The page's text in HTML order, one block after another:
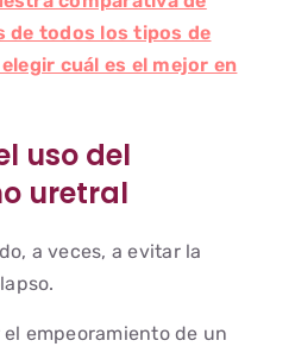
de todos los tipos de
cuál es el mejor en
uso del
uretral
a veces, a evitar la
empeoramiento de un